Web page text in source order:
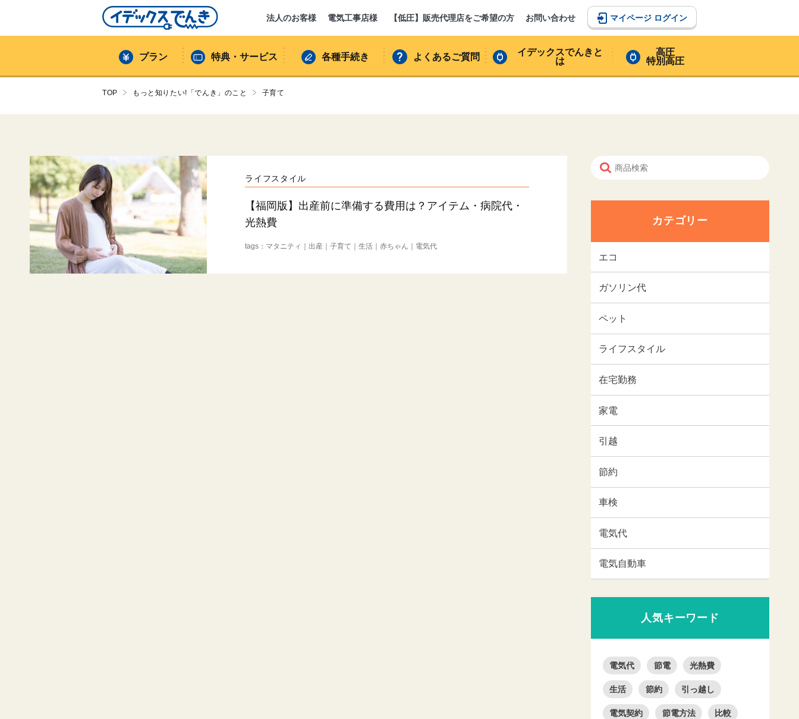
法人のお客様 電気工事店様 【低圧】販売代理店をご希望の方 お問い合わせ マイページ ログイン
プラン 特典・サービス 各種手続き よくあるご質問
イデックスでんきと
は
高圧
特別高圧
TOP もっと知りたい!「でんき」のこと 子育て
ライフスタイル
【福岡版】出産前に準備する費用は？アイテム・病院代・
光熱費
マタニティ 出産 子育て 生活 赤ちゃん 電気代
カテゴリー
エコ
ガソリン代
ペット
ライフスタイル
在宅勤務
家電
引越
節約
車検
電気代
電気自動車
人気キーワード
電気代 節電 光熱費
生活 節約 引っ越し
電気契約 節電方法 比較